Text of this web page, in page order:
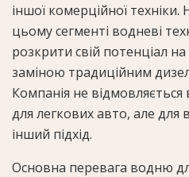
іншої комерційної
цьому сегменті водневі
розкрити свій потенціал
заміною традиційним
Компанія не
для легкових авто, але
інший підхід.
Основна перевага водню